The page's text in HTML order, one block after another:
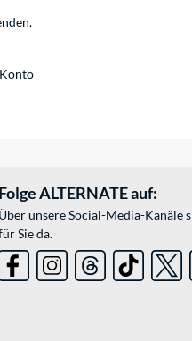
Folge ALTERNATE auf:
Über unsere Social-Media-
Sie da.